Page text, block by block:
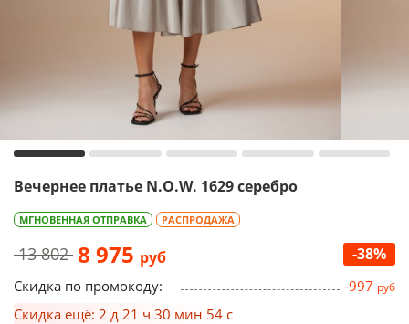
Вечернее платье N.O.W. 1629 серебро
МГНОВЕННАЯ ОТПРАВКА РАСПРОДАЖА
13 802 8 975 руб -38%
Скидка по промокоду: -997 руб
Скидка ещё: 2 д 21 ч 30 мин 53 с